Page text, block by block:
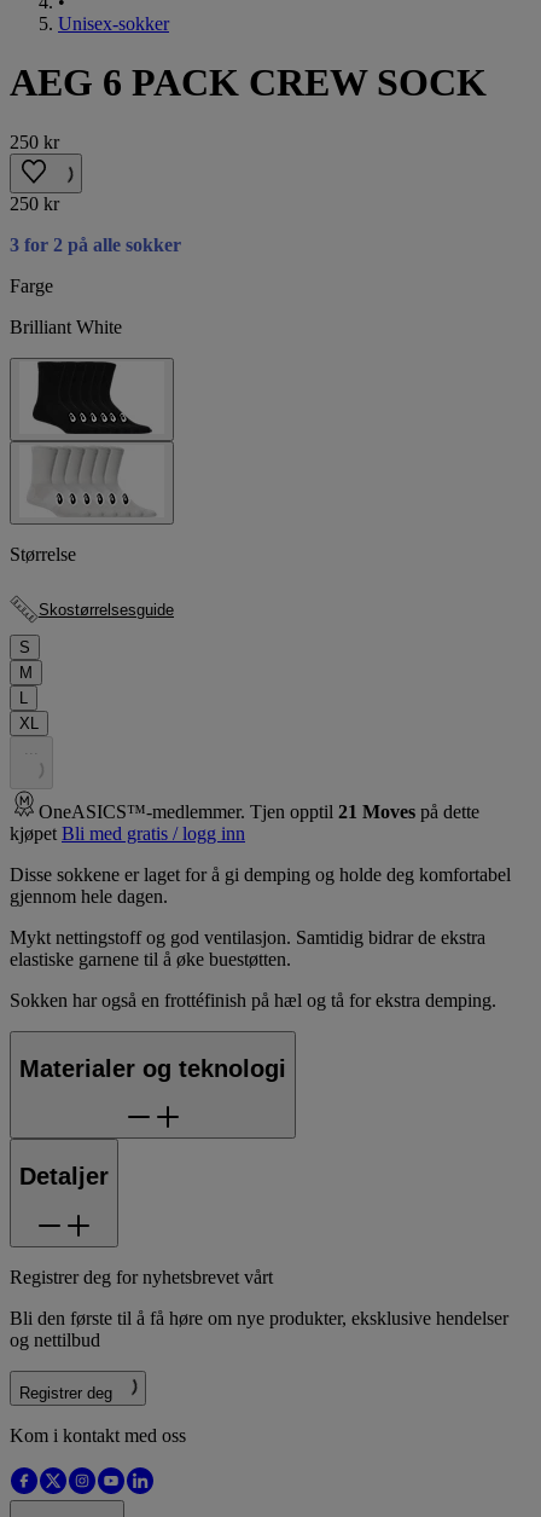
Unisex-sokker
AEG 6 PACK CREW SOCK
250 kr
250 kr
3 for 2 på alle sokker
Farge
Brilliant White
Størrelse
Skostørrelsesguide
S
M
L
XL
. . .
OneASICS™-medlemmer. Tjen opptil 21 Moves på dette
kjøpet Bli med gratis / logg inn
Disse sokkene er laget for å gi demping og holde deg komfortabel
gjennom hele dagen.
Mykt nettingstoff og god ventilasjon. Samtidig bidrar de ekstra
elastiske garnene til å øke buestøtten.
Sokken har også en frottéfinish på hæl og tå for ekstra demping.
Materialer og teknologi
Detaljer
Registrer deg for nyhetsbrevet vårt
Bli den første til å få høre om nye produkter, eksklusive hendelser
og nettilbud
Registrer deg
Kom i kontakt med oss